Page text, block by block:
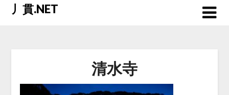
Skip丿貫.NET
清水寺